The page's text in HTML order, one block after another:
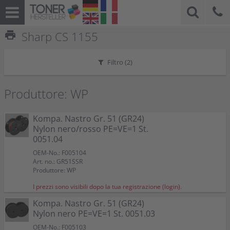
print Sharp CS 1155
Filtro (2)
Produttore: WP
Kompa. Nastro Gr. 51 (GR24)
Nylon nero/rosso PE=VE=1 St.
0051.04
OEM-No.: F005104
Art. no.: GR51SSR
Produttore: WP
I prezzi sono visibili dopo la tua registrazione (login).
Kompa. Nastro Gr. 51 (GR24)
Nylon nero PE=VE=1 St. 0051.03
OEM-No.: F005103